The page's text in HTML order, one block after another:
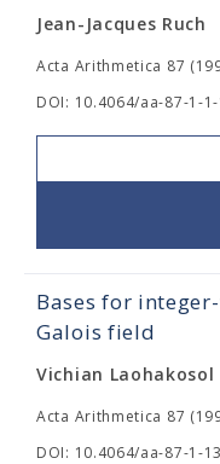
Jean-Jacques Ruch
Acta Arithmetica 87
DOI: 10.4064/aa-87-1-
Bases for
Galois field
Vichian Laohakosol
Acta Arithmetica 87
DOI: 10.4064/aa-87-1-